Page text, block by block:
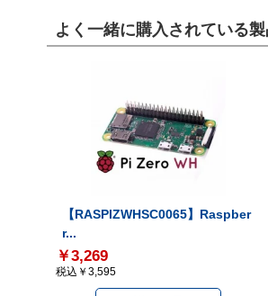
よく一緒に購入されている
【RASPIZWHSC0065】Raspber
r...
￥3,269
税込￥3,595